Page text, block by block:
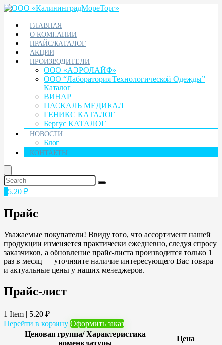
ГЛАВНАЯ
О КОМПАНИИ
ПРАЙС/КАТАЛОГ
АКЦИИ
ПРОИЗВОДИТЕЛИ
ООО «АЭРОЛАЙФ»
ООО “Лаборатория Технологической Одежды”
Каталог
ВИНАР
ПАСКАЛЬ МЕДИКАЛ
ГЕНИКС КАТАЛОГ
Бергус КАТАЛОГ
НОВОСТИ
Блог
КОНТАКТЫ
5.20 ₽
Прайс
Уважаемые покупатели! Ввиду того, что ассортимент нашей
продукции изменяется практически ежедневно, следуя спросу
заказчиков, а обновление прайс-листа производится только 1
раз в месяц — уточняйте наличие интересующего Вас товара
и актуальные цены у наших менеджеров.
Прайс-лист
1 Item | 5.20 ₽
Перейти в корзину Оформить заказ
Ценовая группа/ Характеристика
номенклатуры
Цена